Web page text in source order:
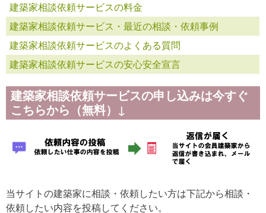
建築家相談依頼サービスの料金
建築家相談依頼サービス・最近の相談・依頼事例
建築家相談依頼サービスのよくある質問
建築家相談依頼サービスの安心安全宣言
建築家相談依頼サービスの申し込みは今すぐ
こちらから（無料）↓
当サイトの建築家に相談・依頼したい方は下記から相談・
依頼したい内容を投稿してください。